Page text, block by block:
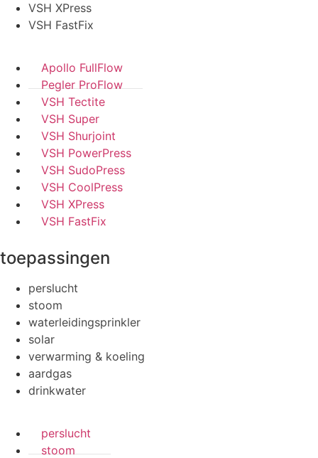
VSH XPress
VSH FastFix
Apollo FullFlow
Pegler ProFlow
VSH Tectite
VSH Super
VSH Shurjoint
VSH PowerPress
VSH SudoPress
VSH CoolPress
VSH XPress
VSH FastFix
toepassingen
perslucht
stoom
waterleidingsprinkler
solar
verwarming & koeling
aardgas
drinkwater
perslucht
stoom